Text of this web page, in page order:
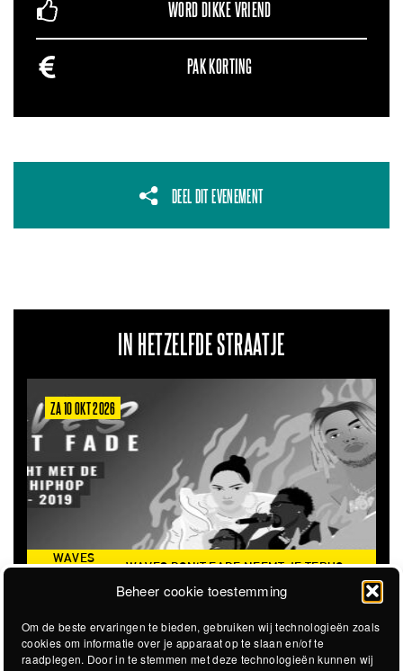
Beheer cookie toestemming
Om de beste ervaringen te bieden, gebruiken wij technologieën zoals
cookies om informatie over je apparaat op te slaan en/of te
raadplegen. Door in te stemmen met deze technologieën kunnen wij
WORD DIKKE VRIEND
PAK KORTING
DEEL DIT EVENEMENT
IN HETZELFDE STRAATJE
ZA 10 OKT 2026
WAVES
WAVES DON'T FADE NEEMT JE TERUG
NAAR DE ICONISCHE ZOMER VAN 2016